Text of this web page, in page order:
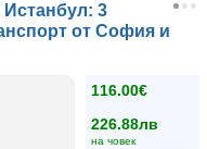
3
от София и
116.00€
226.88лв
на човек